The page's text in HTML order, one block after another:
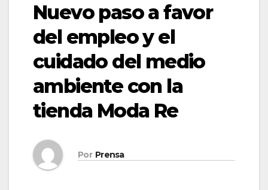
Nuevo paso a favor
del empleo y el
cuidado del medio
ambiente con la
tienda Moda Re
Por Prensa